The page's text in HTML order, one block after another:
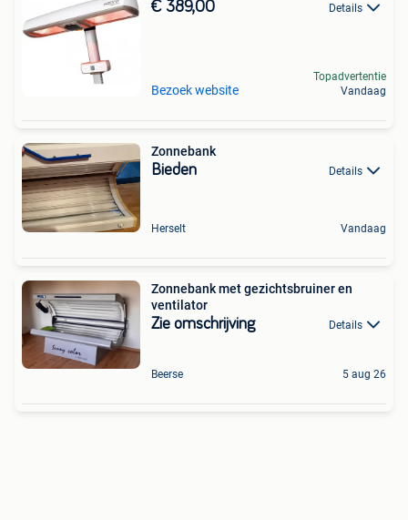
€ 389,00 Details
Bezoek website
Topadvertentie
Vandaag
Zonnebank
Bieden Details
Herselt Vandaag
Zonnebank met gezichtsbruiner en
ventilator
Zie omschrijving Details
Beerse 5 aug 26